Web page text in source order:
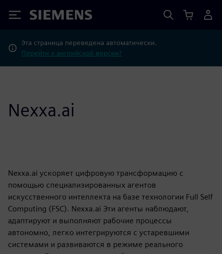
Siemens
Эта страница переведена автоматически.
Перейти к английской версии?
Nexxa.ai
Nexxa.ai ускоряет цифровую трансформацию с
помощью специализированных агентов
искусственного интеллекта на базе технологии Full Self
Computing (FSC). Nexxa.ai Эти агенты наблюдают,
адаптируют и выполняют рабочие процессы
автономно, легко интегрируются с устаревшими
системами и развиваются в режиме реального